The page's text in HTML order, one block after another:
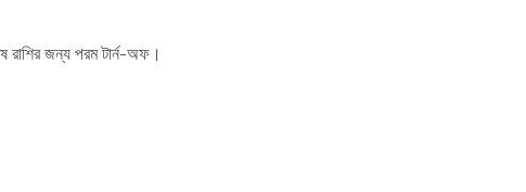
রাশির জন্য পরম টার্ন-অফ।